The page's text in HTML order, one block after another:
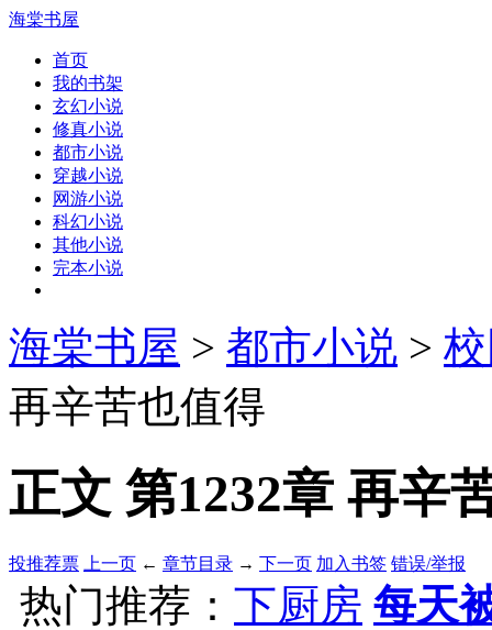
海棠书屋
首页
我的书架
玄幻小说
修真小说
都市小说
穿越小说
网游小说
科幻小说
其他小说
完本小说
海棠书屋 > 都市小说 >
再辛苦也值得
正文 第1232章 再辛
投推荐票 上一页 ← 章节目录 → 下一页 加入书签 错误/举报
热门推荐： 下厨房 每天